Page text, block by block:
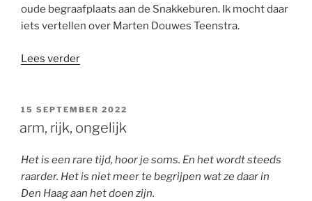
oude begraafplaats aan de Snakkeburen. Ik mocht daar
iets vertellen over Marten Douwes Teenstra.
Lees verder“podcast
GEPLAATST
15 SEPTEMBER 2022
arm, rijk, ongelijk
Het is een rare tijd, hoor je soms. En het wordt steeds
raarder. Het is niet meer te begrijpen wat ze daar in
Den Haag aan het doen zijn.